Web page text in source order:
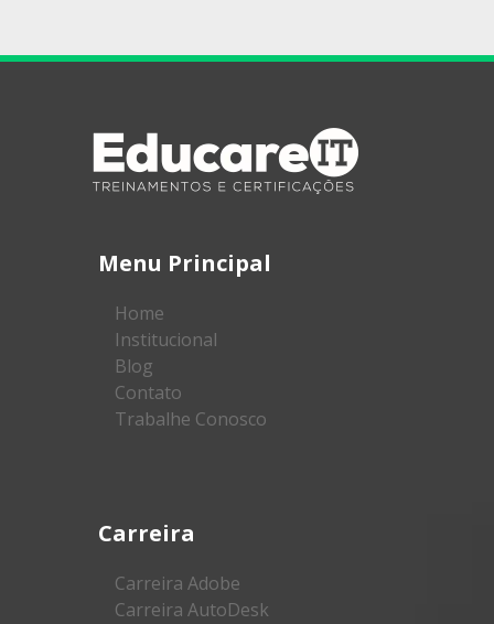
Menu Principal
Home
Institucional
Blog
Contato
Trabalhe Conosco
Carreira
Carreira Adobe
Carreira AutoDesk